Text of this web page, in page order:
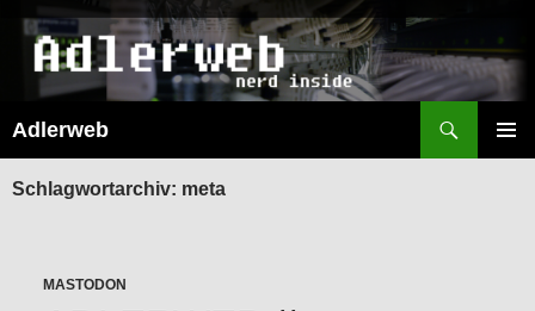
Adlerweb
SPRINGEN
Schlagwortarchiv: meta
MASTODON